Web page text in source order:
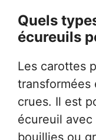
Quels
écureuils
Les carottes
transformées
crues. Il est
écureuil
bouillies ou